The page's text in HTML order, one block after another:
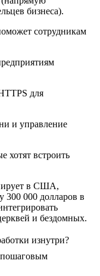
бизнеса).
сотрудникам
для
и управление
хотят встроить
в США,
300 000 долларов в
и бездомных.
изнутри?
пошаговым